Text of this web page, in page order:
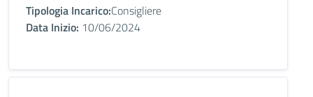
Tipologia Incarico:Consigliere
Data Inizio: 10/06/2024